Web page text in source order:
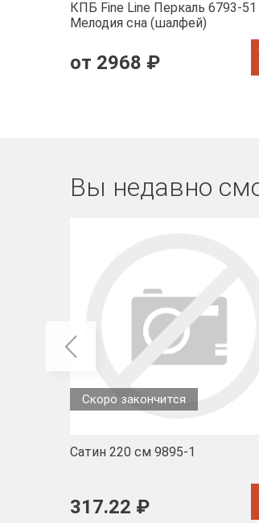
КПБ Fine Line Перкаль 6793-51
Мелодия сна (шалфей)
от 2968 ₽
Вы недавно
Скоро закончится
Сатин 220 см 9895-1
317.22 ₽